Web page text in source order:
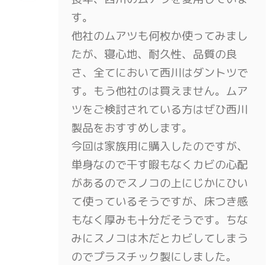
す。
他社のムアツも何枚か使ってみまし
たが、寝心地、耐久性、品質の良
さ、全てにおいて西川はダントツで
す。もう他社のは買えません。ムア
ツをご検討されている方はぜひ西川
製品をおすすめします。
今回は家族用に購入したのですが、
単身なので干す暇もなくカビの心配
があるのでスノコの上にじかにひい
て使っているそうですが、床つき感
もなく厚みも十分だそうです。ちな
みにスノコは木だとカビしてしまう
のでプラスチック製にしました。